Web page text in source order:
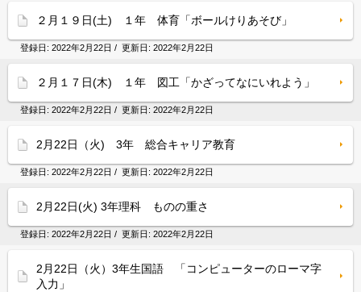
２月１９日(土) １年 体育「ボールけりあそび」
登録日: 2022年2月22日 / 更新日: 2022年2月22日
２月１７日(木) １年 図工「かざってなにいれよう」
登録日: 2022年2月22日 / 更新日: 2022年2月22日
2月22日（火) 3年 総合キャリア教育
登録日: 2022年2月22日 / 更新日: 2022年2月22日
2月22日(火) 3年理科 ものの重さ
登録日: 2022年2月22日 / 更新日: 2022年2月22日
2月22日（火）3年生国語 「コンピューターのローマ字
入力」